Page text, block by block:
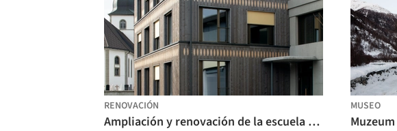
RENOVACIÓN
Ampliación y renovación de la escuela primaria de Riaz / FAZ architectes
MUSEO